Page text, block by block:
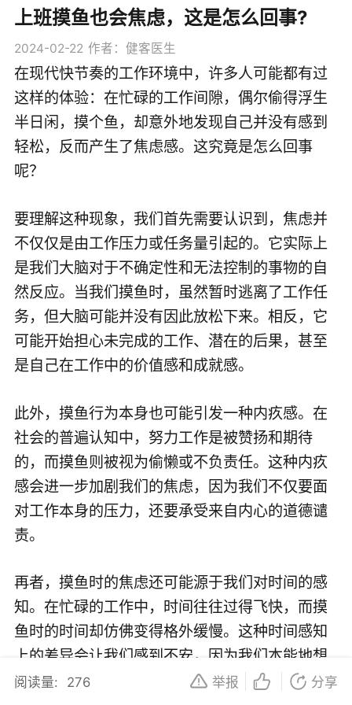
上班摸鱼也会焦虑，这是怎么回事?
2024-02-22 作者：健客医生
在现代快节奏的工作环境中，许多人可能都有过
这样的体验：在忙碌的工作间隙，偶尔偷得浮生
半日闲，摸个鱼，却意外地发现自己并没有感到
轻松，反而产生了焦虑感。这究竟是怎么回事
呢？
要理解这种现象，我们首先需要认识到，焦虑并
不仅仅是由工作压力或任务量引起的。它实际上
是我们大脑对于不确定性和无法控制的事物的自
然反应。当我们摸鱼时，虽然暂时逃离了工作任
务，但大脑可能并没有因此放松下来。相反，它
可能开始担心未完成的工作、潜在的后果，甚至
是自己在工作中的价值感和成就感。
此外，摸鱼行为本身也可能引发一种内疚感。在
社会的普遍认知中，努力工作是被赞扬和期待
的，而摸鱼则被视为偷懒或不负责任。这种内疚
感会进一步加剧我们的焦虑，因为我们不仅要面
对工作本身的压力，还要承受来自内心的道德谴
责。
再者，摸鱼时的焦虑还可能源于我们对时间的感
知。在忙碌的工作中，时间往往过得飞快，而摸
鱼时的时间却仿佛变得格外缓慢。这种时间感知
上的差异会让我们感到不安，因为我们本能地想
要充分利用每一分钟来完成任务。
阅读量: 276 举报 分享